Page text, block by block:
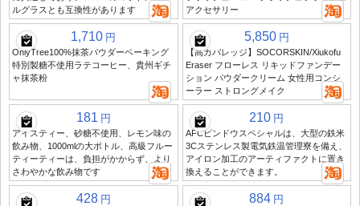
ルグラスとも互換性があります
アクセサリー
1,710 円
OnlyTree100%抹茶パウダーベーキング
特別製糖不使用ラテコーヒー、貴州ギチ
ャ抹茶粉
5,850 円
【高カバレッジ】SOCORSKIN/Xiukofu
Eraser フローレス リキッドファンデー
ション パウダークリーム 女性用コンシ
ーラー ストロングメイク
181 円
アイスティー、砂糖不使用、レモン味の
飲み物、1000mlの大ボトル、高級フルー
ティーティーは、負担がかからず、より
さわやかな飲み物です
210 円
AFCピンドウスペシャルは、大型の鉄米
3Cステンレス製電気鉄温管理寮を備え、
アイロン加工のアーティファクトに置き
換えることができます。
428 円 884 円